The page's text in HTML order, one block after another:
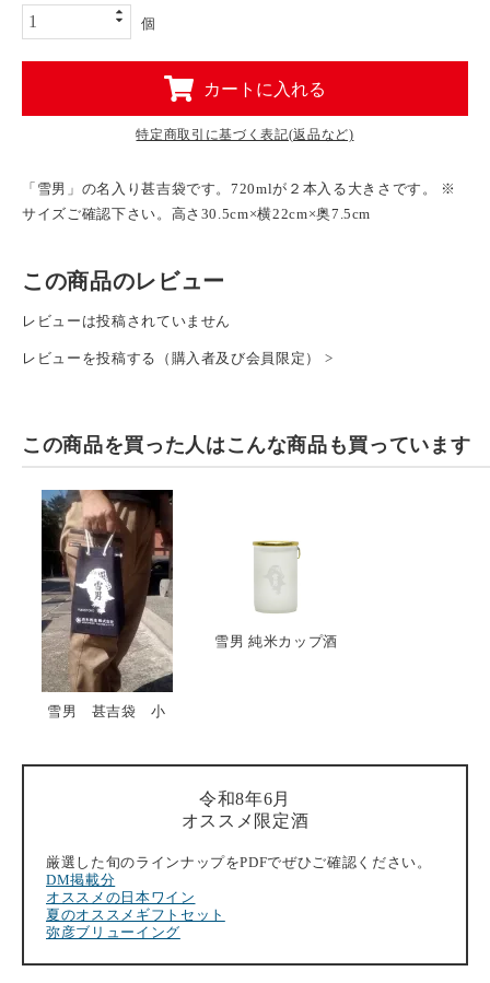
個
カートに入れる
特定商取引に基づく表記(返品など)
「雪男」の名入り甚吉袋です。720mlが２本入る大きさです。 ※
サイズご確認下さい。高さ30.5cm×横22cm×奥7.5cm
この商品のレビュー
レビューは投稿されていません
レビューを投稿する（購入者及び会員限定） >
この商品を買った人は こんな商品も買っています
雪男 甚吉袋 小
雪男 純米カップ酒
令和8年6月
オススメ限定酒
厳選した旬のラインナップをPDFでぜひご確認ください。
DM掲載分
オススメの日本ワイン
夏のオススメギフトセット
弥彦ブリューイング